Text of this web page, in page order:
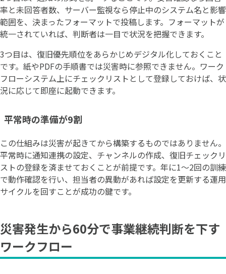
率と未回答者数、サーバー監視なら停止中のシステム名と影響
範囲を、決まったフォーマットで投稿します。フォーマットが
統一されていれば、判断者は一目で状況を把握できます。
3つ目は、復旧優先順位をあらかじめデジタル化しておくこと
です。紙やPDFの手順書では災害時に参照できません。ワーク
フローシステム上にチェックリストとして登録しておけば、状
況に応じて即座に起動できます。
平常時の準備が9割
この仕組みは災害が起きてから構築するものではありません。
平常時に通知連携の設定、チャンネルの作成、復旧チェックリ
ストの登録を済ませておくことが前提です。年に1〜2回の訓練
で動作確認を行い、担当者の異動があれば設定を更新する運用
サイクルを回すことが成功の鍵です。
災害発生から60分で事業継続判断を下す
ワークフロー